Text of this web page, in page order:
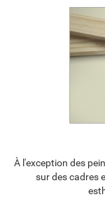
À l'exception des
sur des cadres